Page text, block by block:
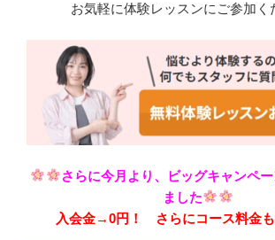
お気軽に体験レッスンにご参加く
さらに今月より、ビッグキャンペ
ました
入会金→0円！ さらにコース料金も